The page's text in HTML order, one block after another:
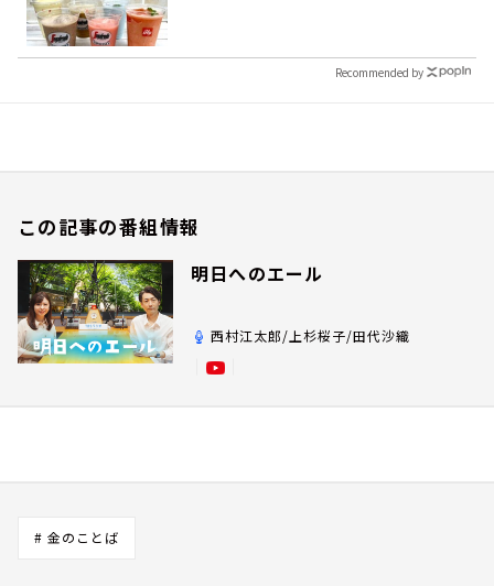
Recommended by
この記事の番組情報
明日へのエール
西村江太郎/上杉桜子/田代沙織
# 金のことば